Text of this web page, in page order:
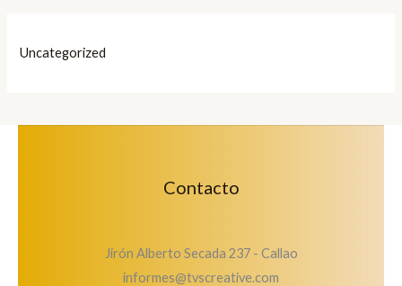
Uncategorized
Contacto
Jirón Alberto Secada 237 - Callao
informes@tvscreative.com